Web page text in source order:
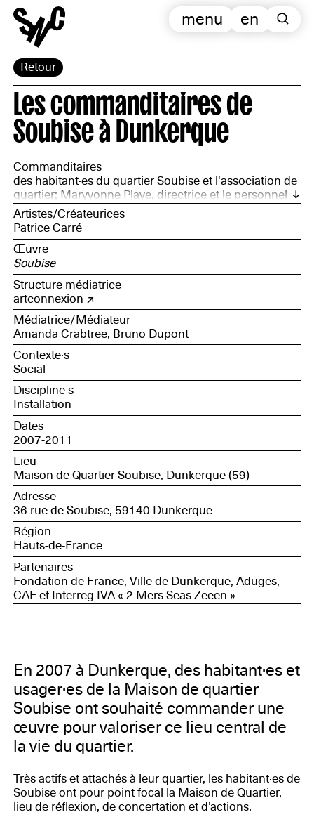
Retour
en
menu
Les commanditaires de
Soubise à Dunkerque
Commanditaires
des habitant·es du quartier Soubise et l'association de
quartier; Maryvonne Playe, directrice et le personnel
de la Maison de quartier Soubise; Patrick Lebellec,
chargé de mission « art public » à la Ville de
Dunkerque
Artistes/Créateurices
Patrice Carré
Œuvre
Soubise
Structure médiatrice
artconnexion
Médiatrice/Médiateur
Amanda Crabtree, Bruno Dupont
Contexte·s
Social
Discipline·s
Installation
Dates
2007-2011
Lieu
Maison de Quartier Soubise, Dunkerque (59)
Adresse
36 rue de Soubise, 59140 Dunkerque
Région
Hauts-de-France
Partenaires
Fondation de France, Ville de Dunkerque, Aduges,
CAF et Interreg IVA « 2 Mers Seas Zeeën »
En 2007 à Dunkerque, des habitant·es et
usager·es de la Maison de quartier
Soubise ont souhaité commander une
œuvre pour valoriser ce lieu central de
la vie du quartier.
Très actifs et attachés à leur quartier, les habitant·es de
Soubise ont pour point focal la Maison de Quartier,
lieu de réflexion, de concertation et d’actions.